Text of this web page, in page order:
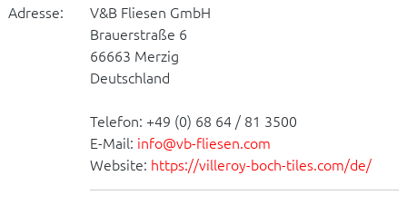
Adresse:
V&B Fliesen GmbH
Brauerstraße 6
66663 Merzig
Deutschland
Telefon: +49 (0) 68 64 / 81 3500
E-Mail: info@vb-fliesen.com
Website: https://villeroy-boch-tiles.com/de/